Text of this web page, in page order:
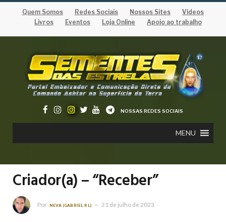
Quem Somos Redes Sociais Nossos Sites
Vídeos
Livros
Eventos Loja Online Apoio ao trabalho
NOSSAS REDES SOCIAIS
MENU
Criador(a) – “Receber”
Por NEVA (GABRIEL RL) 21 de julho de 2023